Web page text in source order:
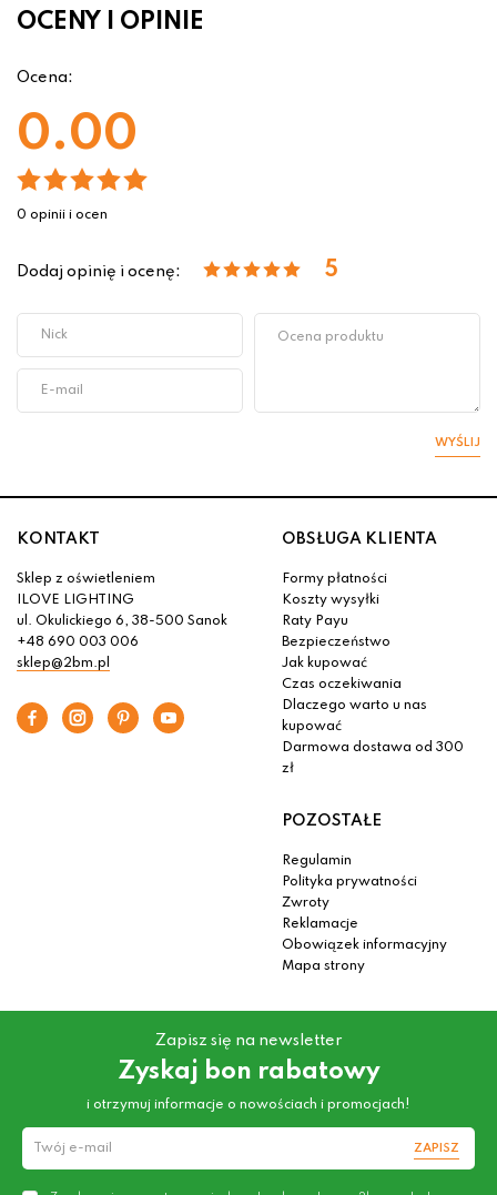
OCENY I OPINIE
Ocena:
0.00
0 opinii i ocen
Dodaj opinię i ocenę: 5
WYŚLIJ
KONTAKT
Sklep z oświetleniem
ILOVE LIGHTING
ul. Okulickiego 6, 38-500 Sanok
+48 690 003 006
sklep@2bm.pl
OBSŁUGA KLIENTA
Formy płatności
Koszty wysyłki
Raty Payu
Bezpieczeństwo
Jak kupować
Czas oczekiwania
Dlaczego warto u nas
kupować
Darmowa dostawa od 300
zł
POZOSTAŁE
Regulamin
Polityka prywatności
Zwroty
Reklamacje
Obowiązek informacyjny
Mapa strony
Zapisz się na newsletter
Zyskaj bon rabatowy
i otrzymuj informacje o nowościach i promocjach!
ZAPISZ